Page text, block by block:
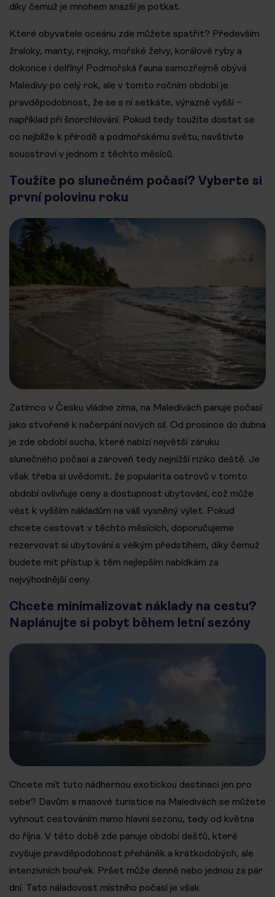
díky čemuž je mnohem snazší je potkat.
Které obyvatele oceánu zde můžete spatřit? Především
žraloky, manty, rejnoky, mořské želvy, korálové ryby a
dokonce i delfíny! Podmořská fauna samozřejmě obývá
Maledivy po celý rok, ale v tomto ročním období je
pravděpodobnost, že se s ní setkáte, výrazně vyšší –
například při šnorchlování. Pokud tedy toužíte dostat se
co nejblíže k přírodě a podmořskému světu, navštivte
souostroví v jednom z těchto měsíců.
Toužíte po slunečném počasí? Vyberte si
první polovinu roku
Zatímco v Česku vládne zima, na Maledivách panuje počasí
jako stvořené k načerpání nových sil. Od prosince do dubna
je zde období sucha, které nabízí největší záruku
slunečného počasí a zároveň tedy nejnižší riziko deště. Je
však třeba si uvědomit, že popularita ostrovů v tomto
období ovlivňuje ceny a dostupnost ubytování, což může
vést k vyšším nákladům na váš vysněný výlet. Pokud
chcete cestovat v těchto měsících, doporučujeme
rezervovat si ubytování s velkým předstihem, díky čemuž
budete mít přístup k těm nejlepším nabídkám za
nejvýhodnější ceny.
Chcete minimalizovat náklady na cestu?
Naplánujte si pobyt během letní sezóny
Chcete mít tuto nádhernou exotickou destinaci jen pro
sebe? Davům a masové turistice na Maledivách se můžete
vyhnout cestováním mimo hlavní sezónu, tedy od května
do října. V této době zde panuje období dešťů, které
zvyšuje pravděpodobnost přeháněk a krátkodobých, ale
intenzivních bouřek. Pršet může denně nebo jednou za pár
dní. Tato náladovost místního počasí je však